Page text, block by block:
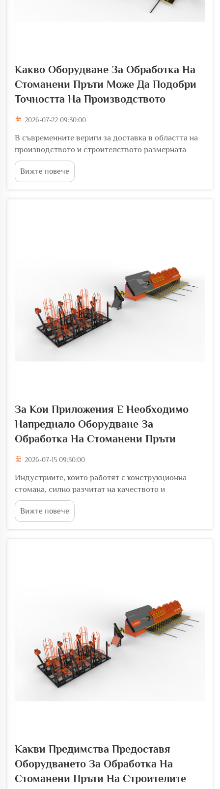
Какво Оборудване За Обработка На
Стоманени Пръти Може Да Подобри
Точността На Производството
2026-07-22 09:30:00
В съвременните вериги за доставка в областта на
производството и строителството размерната
точност не е предпочитание — тя е задължителна.
Оборудването за обработка на стоманени пръти
играе централна роля при постигането на това
Вижте повече
За Кои Приложения Е Необходимо
Напреднало Оборудване За
Обработка На Стоманени Пръти
2026-07-15 09:30:00
Индустриите, които работят с конструкционна
стомана, силно разчитат на качеството и
възможностите на своето машинно оборудване.
Когато проектните спецификации стават по-
изискани, стандартните инструменти вече не са
Вижте повече
Какви Предимства Предоставя
Оборудването За Обработка На
Стоманени Пръти На Строителите